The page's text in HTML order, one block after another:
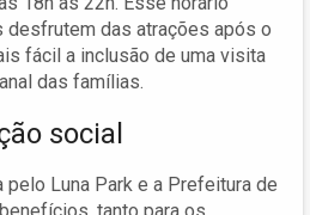
das atrações após o
fácil a inclusão de uma visita
das famílias.
social
Luna Park e a Prefeitura de
tanto para os